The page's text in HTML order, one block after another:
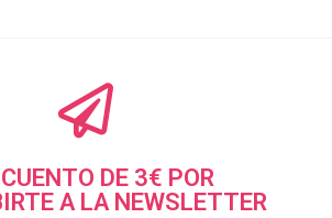
DE 3€ POR
A LA NEWSLETTER